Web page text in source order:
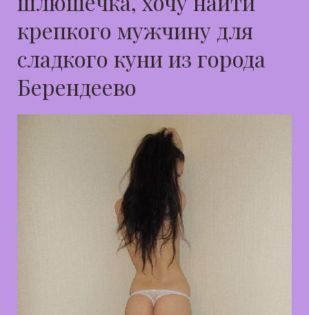
крепкого мужчину для
сладкого куни из города
Берендеево